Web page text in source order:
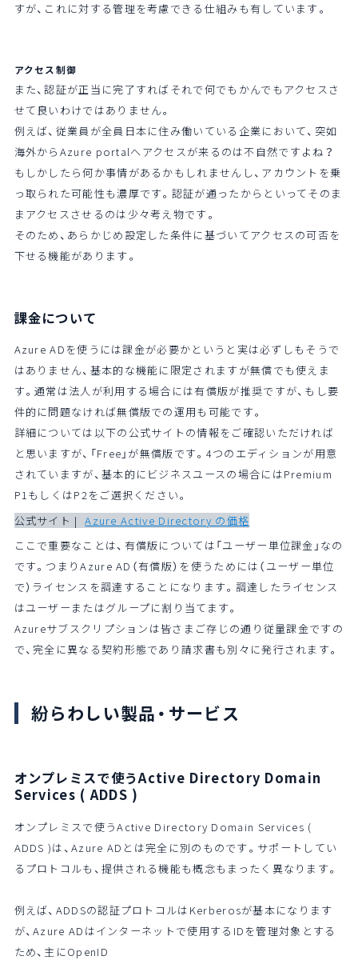
すが、これに対する管理を考慮できる仕組みも有しています。
アクセス制御
また、認証が正当に完了すればそれで何でもかんでもアクセスさ
せて良いわけではありません。
例えば、従業員が全員日本に住み働いている企業において、突如
海外からAzure portalへアクセスが来るのは不自然ですよね？
もしかしたら何か事情があるかもしれませんし、アカウントを乗
っ取られた可能性も濃厚です。認証が通ったからといってそのま
まアクセスさせるのは少々考え物です。
そのため、あらかじめ設定した条件に基づいてアクセスの可否を
下せる機能があります。
課金について
Azure ADを使うには課金が必要かというと実は必ずしもそうで
はありません、基本的な機能に限定されますが無償でも使えま
す。通常は法人が利用する場合には有償版が推奨ですが、もし要
件的に問題なければ無償版での運用も可能です。
詳細については以下の公式サイトの情報をご確認いただければ
と思いますが、「Free」が無償版です。4つのエディションが用意
されていますが、基本的にビジネスユースの場合にはPremium
P1もしくはP2をご選択ください。
公式サイト |Azure Active Directory の価格
ここで重要なことは、有償版については「ユーザー単位課金」なの
です。つまりAzure AD（有償版）を使うためには（ユーザー単位
で）ライセンスを調達することになります。調達したライセンス
はユーザーまたはグループに割り当てます。
Azureサブスクリプションは皆さまご存じの通り従量課金ですの
で、完全に異なる契約形態であり請求書も別々に発行されます。
紛らわしい製品・サービス
オンプレミスで使うActive Directory Domain
Services (ADDS )
オンプレミスで使うActive Directory Domain Services (
ADDS)は、Azure ADとは完全に別のものです。サポートしてい
るプロトコルも、提供される機能も概念もまったく異なります。
例えば、ADDSの認証プロトコルはKerberosが基本になります
が、Azure ADはインターネットで使用するIDを管理対象とする
ため、主にOpenID